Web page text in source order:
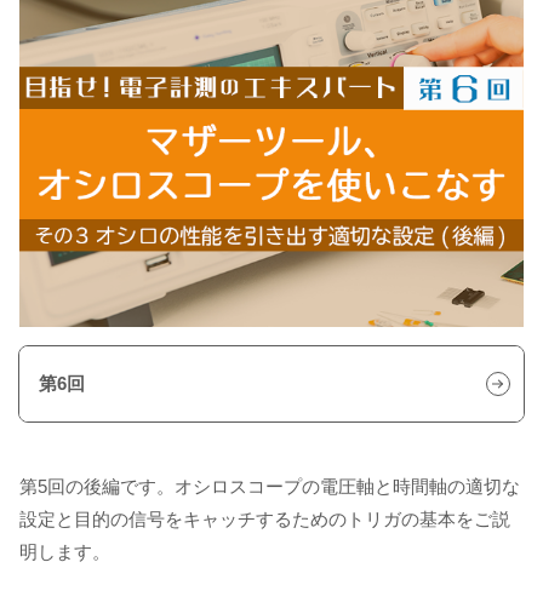
第6回
第5回の後編です。オシロスコープの電圧軸と時間軸の適切な
設定と目的の信号をキャッチするためのトリガの基本をご説
明します。